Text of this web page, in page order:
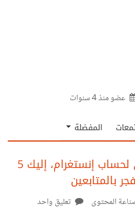
عضو منذ4 سنوات
المفضلة
بعد 3 أشهر من إدارتي لحساب إنستغرام، إليك 5
بالمتابعين
المحتوى تعليق واحد